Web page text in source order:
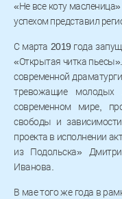
«Не все коту
успехом представил
С марта 2019 года
«Открытая читка
современной
тревожащие
современном мире,
свободы и
проекта в исполнении
из Подольска»
Иванова.
В мае того же года в